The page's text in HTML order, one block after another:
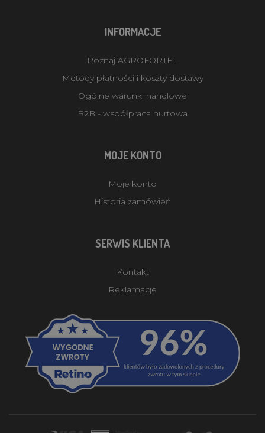
INFORMACJE
Poznaj AGROFORTEL
Metody płatności i koszty dostawy
Ogólne warunki handlowe
B2B - współpraca hurtowa
MOJE KONTO
Moje konto
Historia zamówień
SERWIS KLIENTA
Kontakt
Reklamacje